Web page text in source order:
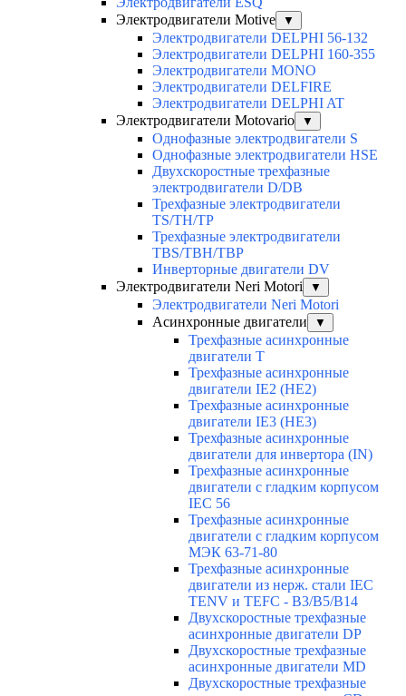
Электродвигатели Motive
▼
Электродвигатели DELPHI 56-132
Электродвигатели DELPHI 160-355
Электродвигатели MONO
Электродвигатели DELFIRE
Электродвигатели DELPHI AT
Электродвигатели Motovario
▼
Однофазные электродвигатели S
Однофазные электродвигатели HSE
Двухскоростные трехфазные
электродвигатели D/DB
Трехфазные электродвигатели
TS/TH/TP
Трехфазные электродвигатели
TBS/TBH/TBP
Инверторные двигатели DV
Электродвигатели Neri Motori
▼
Электродвигатели Neri Motori
Асинхронные двигатели
▼
Трехфазные асинхронные
двигатели Т
Трехфазные асинхронные
двигатели IE2 (HE2)
Трехфазные асинхронные
двигатели IE3 (HE3)
Трехфазные асинхронные
двигатели для инвертора (IN)
Трехфазные асинхронные
двигатели с гладким корпусом
IEC 56
Трехфазные асинхронные
двигатели с гладким корпусом
МЭК 63-71-80
Трехфазные асинхронные
двигатели из нерж. стали IEC
TENV и TEFC - B3/B5/B14
Двухскоростные трехфазные
асинхронные двигатели DP
Двухскоростные трехфазные
асинхронные двигатели МD
Двухскоростные трехфазные